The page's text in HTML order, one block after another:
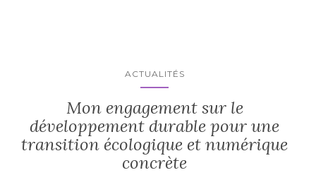
ACTUALITÉS
Mon engagement sur le
développement durable pour une
transition écologique et numérique
concrète